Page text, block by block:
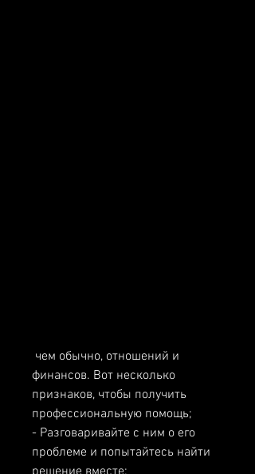
финансов. Вот несколько
признаков, чтобы получить
профессиональную помощь;
- Разговаривайте с ним о его
проблеме и попытайтесь найти